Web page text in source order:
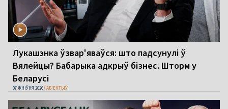
Лукашэнка ўзвар'яваўся: што падсунулі ў
Вялейцы? Бабарыка адкрыў бізнес. Шторм у
Беларусі
07 ЖНІЎНЯ 2026 АБ'ЕКТЫЎ